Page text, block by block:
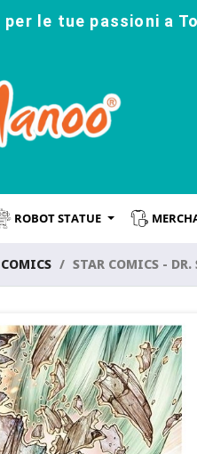
le tue passioni a
ROBOT STATUE
STAR COMICS - DR.